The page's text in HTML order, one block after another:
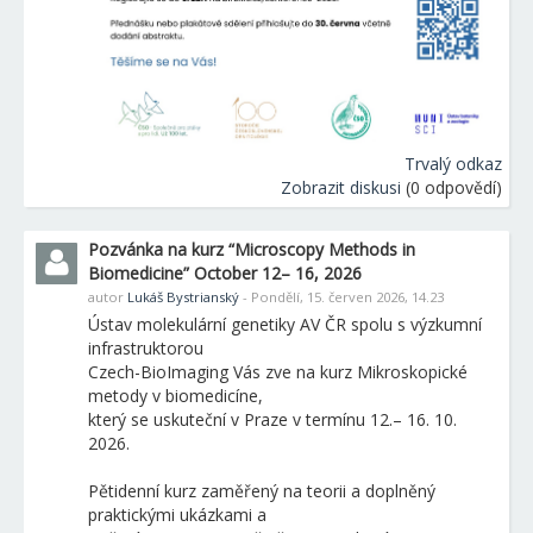
Trvalý odkaz
Zobrazit diskusi (0 odpovědí)
Pozvánka na kurz “Microscopy Methods in
Biomedicine” October 12– 16, 2026
autor Lukáš Bystrianský - Pondělí, 15. červen 2026, 14.23
Ústav molekulární genetiky AV ČR spolu s výzkumní
infrastruktorou
Czech-BioImaging Vás zve na kurz Mikroskopické
metody v biomedicíne,
který se uskuteční v Praze v termínu 12.– 16. 10.
2026.
Pětidenní kurz zaměřený na teorii a doplněný
praktickými ukázkami a